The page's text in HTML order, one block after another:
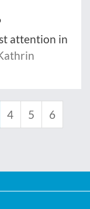
attention in
4 5 6